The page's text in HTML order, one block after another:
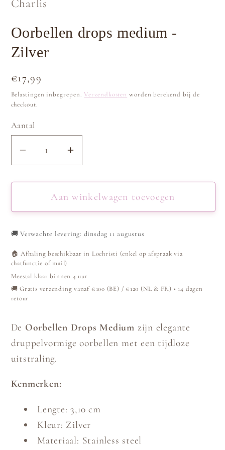
Charlis
Oorbellen drops medium -
Zilver
Normale
prijs
€17,99
Belastingen inbegrepen. Verzendkosten worden berekend bij de
checkout.
Aantal
Aantal
verlagen
voor
Oorbellen
drops
-
Zilver
Aantal
verhogen
voor
Oorbellen
drops
-
Zilver
Aan winkelwagen toevoegen
🚚Verwachte levering: dinsdag 11 augustus
🏠 Afhaling beschikbaar in Lochristi (enkel op afspraak via
chatfunctie of mail)
Meestal klaar binnen 4 uur
🚚 Gratis verzending vanaf €100 (BE) / €120 (NL & FR) • 14 dagen
retour
De Oorbellen Drops Medium zijn elegante
druppelvormige oorbellen met een tijdloze
uitstraling.
Kenmerken:
Lengte: 3,10 cm
Kleur: Zilver
Materiaal: Stainless steel